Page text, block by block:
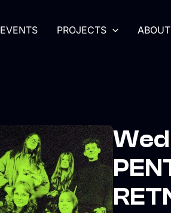
EVENTS PROJECTS